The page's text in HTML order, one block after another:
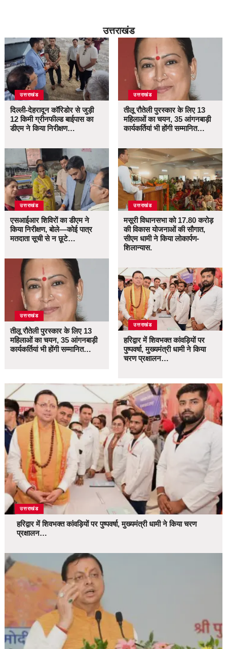
उत्तराखंड
उत्तराखंड
दिल्ली-देहरादून कॉरिडोर से जुड़ी
12 किमी ग्रीनफील्ड बाईपास का
डीएम ने किया निरीक्षण…
उत्तराखंड
एसआईआर शिविरों का डीएम ने
किया निरीक्षण, बोले—कोई पात्र
मतदाता सूची से न छूटे…
उत्तराखंड
तीलू रौतेली पुरस्कार के लिए 13
महिलाओं का चयन, 35 आंगनबाड़ी
कार्यकर्तियां भी होंगी सम्मानित…
उत्तराखंड
तीलू रौतेली पुरस्कार के लिए 13
महिलाओं का चयन, 35 आंगनबाड़ी
कार्यकर्तियां भी होंगी सम्मानित…
उत्तराखंड
मसूरी विधानसभा को 17.80 करोड़
की विकास योजनाओं की सौगात,
सीएम धामी ने किया लोकार्पण-
शिलान्यास.
उत्तराखंड
हरिद्वार में शिवभक्त कांवड़ियों पर
पुष्पवर्षा, मुख्यमंत्री धामी ने किया
चरण प्रक्षालन…
उत्तराखंड
हरिद्वार में शिवभक्त कांवड़ियों पर पुष्पवर्षा, मुख्यमंत्री धामी ने किया चरण
प्रक्षालन…